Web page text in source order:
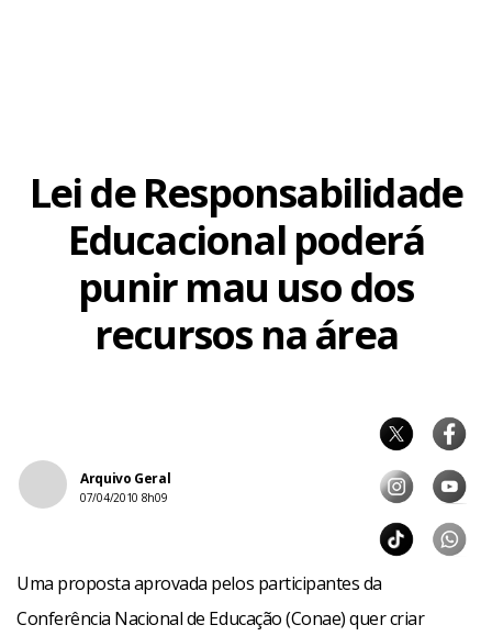
Lei de Responsabilidade
Educacional poderá
punir mau uso dos
recursos na área
Arquivo Geral
07/04/2010 8h09
Uma proposta aprovada pelos participantes da
Conferência Nacional de Educação (Conae) quer criar